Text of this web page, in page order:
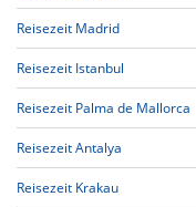
Reisezeit Madrid
Reisezeit Istanbul
Reisezeit Palma de Mallorca
Reisezeit Antalya
Reisezeit Krakau